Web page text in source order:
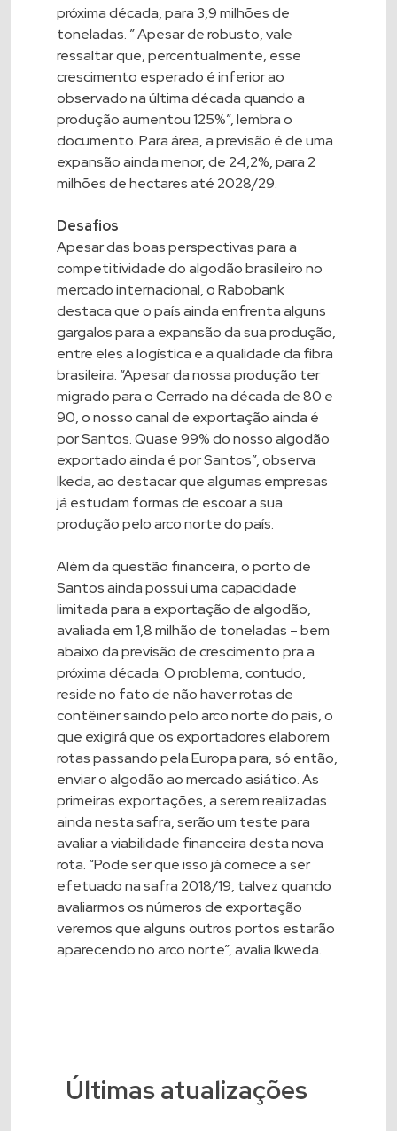
próxima década, para 3,9 milhões de
toneladas. ” Apesar de robusto, vale
ressaltar que, percentualmente, esse
crescimento esperado é inferior ao
observado na última década quando a
produção aumentou 125%”, lembra o
documento. Para área, a previsão é de uma
expansão ainda menor, de 24,2%, para 2
milhões de hectares até 2028/29.
Desafios
Apesar das boas perspectivas para a
competitividade do algodão brasileiro no
mercado internacional, o Rabobank
destaca que o país ainda enfrenta alguns
gargalos para a expansão da sua produção,
entre eles a logística e a qualidade da fibra
brasileira. “Apesar da nossa produção ter
migrado para o Cerrado na década de 80 e
90, o nosso canal de exportação ainda é
por Santos. Quase 99% do nosso algodão
exportado ainda é por Santos”, observa
Ikeda, ao destacar que algumas empresas
já estudam formas de escoar a sua
produção pelo arco norte do país.
Além da questão financeira, o porto de
Santos ainda possui uma capacidade
limitada para a exportação de algodão,
avaliada em 1,8 milhão de toneladas – bem
abaixo da previsão de crescimento pra a
próxima década. O problema, contudo,
reside no fato de não haver rotas de
contêiner saindo pelo arco norte do país, o
que exigirá que os exportadores elaborem
rotas passando pela Europa para, só então,
enviar o algodão ao mercado asiático. As
primeiras exportações, a serem realizadas
ainda nesta safra, serão um teste para
avaliar a viabilidade financeira desta nova
rota. “Pode ser que isso já comece a ser
efetuado na safra 2018/19, talvez quando
avaliarmos os números de exportação
veremos que alguns outros portos estarão
aparecendo no arco norte”, avalia Ikweda.
Últimas atualizações